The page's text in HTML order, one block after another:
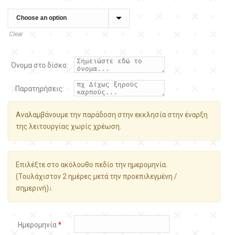
Clear
Όνομα στο δίσκο:
Παρατηρήσεις:
Αναλαμβάνουμε την παράδοση στην εκκλησία στην έναρξη
της λειτουργίας χωρίς χρέωση.
Επιλέξτε στο ακόλουθο πεδίο την ημερομηνία.
(Τουλάχιστον 2 ημέρες μετά την προεπιλεγμένη /
σημερινή)↓
Ημερομηνία*